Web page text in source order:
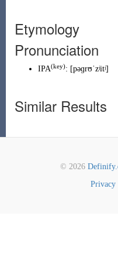
Etymology
Pronunciation
IPA(key): [pəɡrʊˈzʲitʲ]
Similar Results
© 2026
Privacy